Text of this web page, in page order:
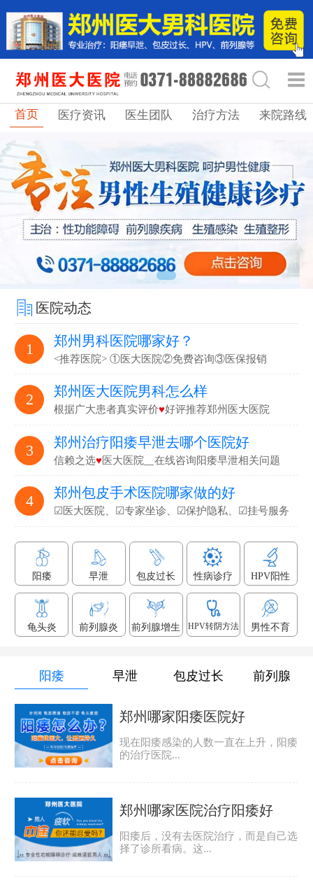
首页 医疗资讯 医生团队 治疗方法 来院路线
医院动态
1 郑州男科医院哪家好？
<推荐医院> ①医大医院②免费咨询③医保报销
2 郑州医大医院男科怎么样
根据广大患者真实评价♥好评推荐郑州医大医院
3 郑州治疗阳痿早泄去哪个医院好
信赖之选♥医大医院▁在线咨询阳痿早泄相关问题
4 郑州包皮手术医院哪家做的好
☑医大医院、☑专家坐诊、☑保护隐私、☑挂号服务
阳痿 早泄 包皮过长 性病诊疗 HPV阳性
龟头炎 前列腺炎 前列腺增生 HPV转阴方法 男性不育
阳痿 早泄 包皮过长 前列腺
郑州哪家阳痿医院好
现在阳痿感染的人数一直在上升，阳痿
的治疗医院...
郑州哪家医院治疗阳痿好
阳痿后，没有去医院治疗，而是自己选
择了诊所看病。这...